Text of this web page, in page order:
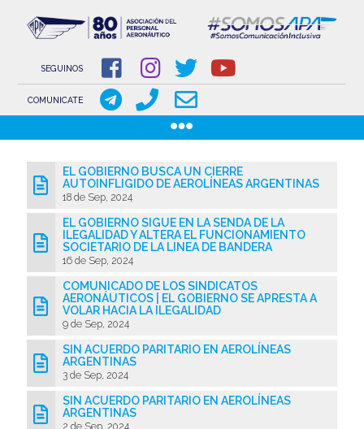
contenido
principal
SEGUINOS
COMUNICATE
EL GOBIERNO BUSCA UN CIERRE
AUTOINFLIGIDO DE AEROLÍNEAS ARGENTINAS
18 de Sep, 2024
EL GOBIERNO SIGUE EN LA SENDA DE LA
ILEGALIDAD Y ALTERA EL FUNCIONAMIENTO
SOCIETARIO DE LA LINEA DE BANDERA
16 de Sep, 2024
COMUNICADO DE LOS SINDICATOS
AERONÁUTICOS | EL GOBIERNO SE APRESTA A
VOLAR HACIA LA ILEGALIDAD
9 de Sep, 2024
SIN ACUERDO PARITARIO EN AEROLÍNEAS
ARGENTINAS
3 de Sep, 2024
SIN ACUERDO PARITARIO EN AEROLÍNEAS
ARGENTINAS
2 de Sep, 2024
NOVEDADES
NOTICIAS
COMUNICACIONES
COMUNICACIONES DE LOS GREMIOS AERONÁUTICOS
DOCUMENTOS
INSTITUCIONAL
SOBRE APA
COMISIÓN DIRECTIVA
www.aeronauticosapa.org.ar
Apa Aeronauticos
t.me/canal_APA
@apaeronauticos
(011) 4823 0294